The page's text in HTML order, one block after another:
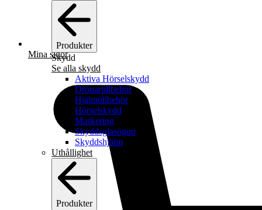
Produkter
Skydd
Se alla skydd
Aktiva Hörselskydd
Drönartillbehör
Hjälmtillbehör
Hörselskydd
Maskering
Skyddsglasögon
Skyddshjälm
Uthållighet
Produkter
Mina sidor